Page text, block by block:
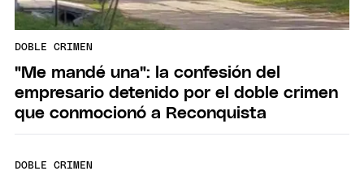
DOBLE CRIMEN
"Me mandé una": la confesión del
empresario detenido por el doble crimen
que conmocionó a Reconquista
DOBLE CRIMEN